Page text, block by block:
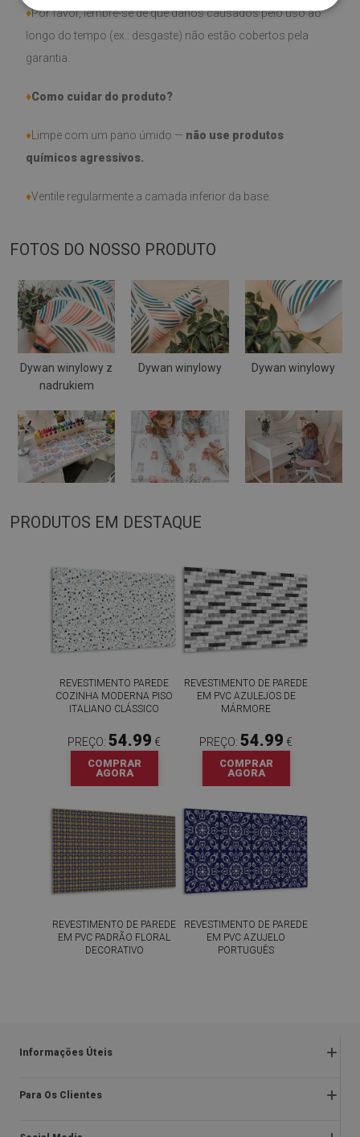
♦Por favor, lembre-se de que danos causados pelo uso ao
longo do tempo (ex.: desgaste) não estão cobertos pela
garantia.
♦Como cuidar do produto?
♦ Limpe com um pano úmido — não use produtos
químicos agressivos.
♦Ventile regularmente a camada inferior da base.
FOTOS DO NOSSO PRODUTO
Dywan winylowy z
nadrukiem
Dywan winylowy Dywan winylowy
PRODUTOS EM DESTAQUE
REVESTIMENTO PAREDE
COZINHA MODERNA PISO
ITALIANO CLÁSSICO
PREÇO: 54.99 €
COMPRAR
AGORA
REVESTIMENTO DE PAREDE
EM PVC AZULEJOS DE
MÁRMORE
PREÇO: 54.99 €
COMPRAR
AGORA
REVESTIMENTO DE PAREDE
EM PVC PADRÃO FLORAL
DECORATIVO
REVESTIMENTO DE PAREDE
EM PVC AZUJELO
PORTUGUÊS
Informações Úteis
Devoluções e reclamações
Política de privacidade e cookies
Para Os Clientes
Sobre nós